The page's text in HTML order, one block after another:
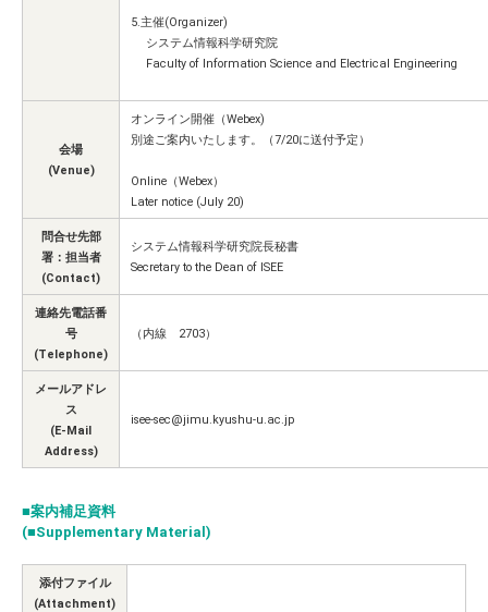
5.主催(Organizer)
システム情報科学研究院
Faculty of Information Science and Electrical Engineering
会場
(Venue)
オンライン開催（Webex)
別途ご案内いたします。（7/20に送付予定）
Online（Webex）
Later notice (July 20)
問合せ先部
署：担当者
(Contact)
システム情報科学研究院長秘書
Secretary to the Dean of ISEE
連絡先電話番
号
(Telephone)
（内線 2703）
メールアドレ
ス
(E-Mail
Address)
isee-sec@jimu.kyushu-u.ac.jp
■案内補足資料
(■Supplementary Material)
添付ファイル
(Attachment)